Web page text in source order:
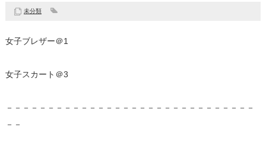
未分類
女子ブレザー＠1
女子スカート＠3
－－－－－－－－－－－－－－－－－－－－－－－－－－－－－－
－－